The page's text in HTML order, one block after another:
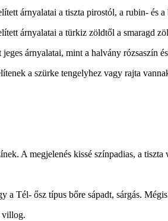
árnyalatai a tiszta pirostól, a rubin-
árnyalatai a türkiz zöldtől a smaragd
árnyalatai, mint a halvány rózsaszín
a szürke tengelyhez vagy rajta
A megjelenés kissé színpadias, a
Tél- ősz típus bőre sápadt, sárgás.
villog.